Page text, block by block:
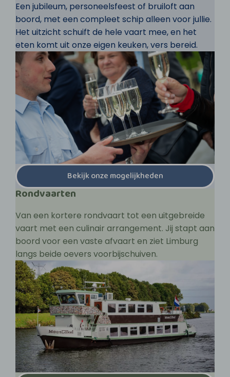
Een jubileum, personeelsfeest of bruiloft aan
boord, met een compleet schip alleen voor jullie.
Het uitzicht schuift de hele vaart mee, en het
eten komt uit onze eigen keuken, vers bereid.
Bekijk onze mogelijkheden
Rondvaarten
Van een kortere rondvaart tot een uitgebreide
vaart met een culinair arrangement. Jij stapt aan
boord voor een vaste afvaart en ziet Limburg
langs beide oevers voorbijschuiven.